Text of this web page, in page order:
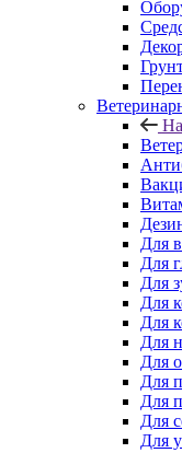
Для
Для
Для
Для
Для
Для
Для
Для
Для
Для
Для